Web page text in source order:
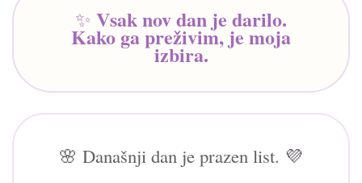
✨ Vsak nov dan je darilo.
Kako ga preživim, je moja
izbira.
🌸 Današnji dan je prazen list. 💜